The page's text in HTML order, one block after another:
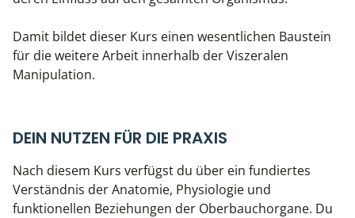
Damit bildet dieser Kurs einen wesentlichen Baustein
für die weitere Arbeit innerhalb der Viszeralen
Manipulation.
DEIN NUTZEN FÜR DIE PRAXIS
Nach diesem Kurs verfügst du über ein fundiertes
Verständnis der Anatomie, Physiologie und
funktionellen Beziehungen der Oberbauchorgane. Du